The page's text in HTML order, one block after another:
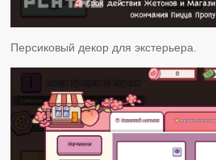
Персиковый декор для экстерьера.